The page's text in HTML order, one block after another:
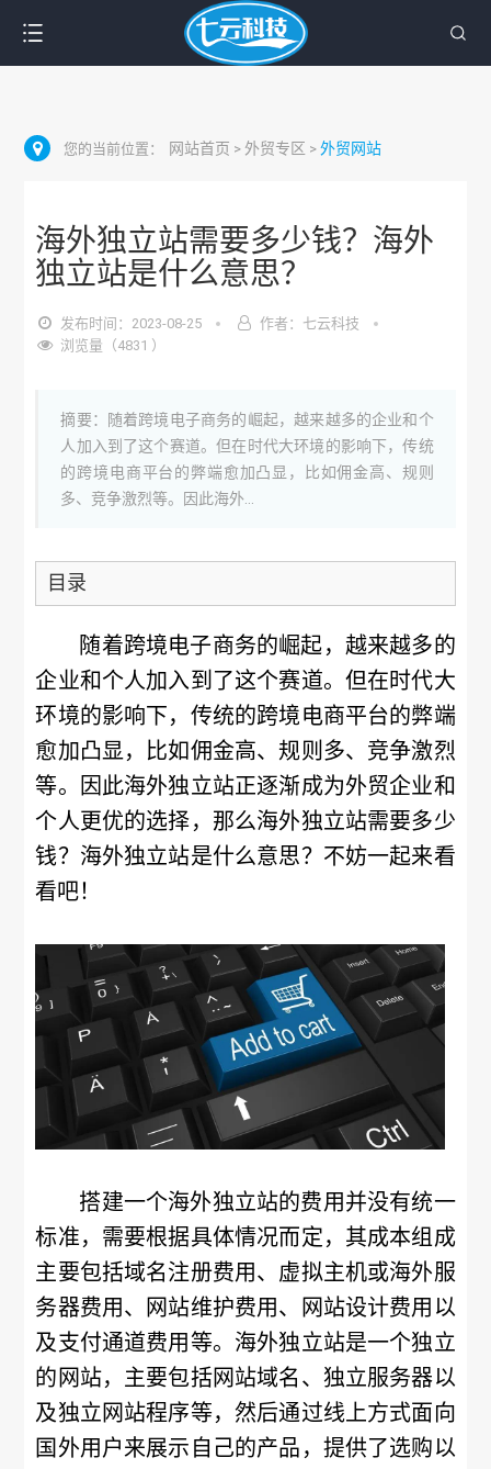
您的当前位置： 网站首页 > 外贸专区 >外贸网站
海外独立站需要多少钱？海外
独立站是什么意思？
发布时间：2023-08-25
作者：七云科技
浏览量（4831 ）
摘要：随着跨境电子商务的崛起，越来越多的企业和个
人加入到了这个赛道。但在时代大环境的影响下，传统
的跨境电商平台的弊端愈加凸显，比如佣金高、规则
多、竞争激烈等。因此海外...
目录
随着跨境电子商务的崛起，越来越多的
企业和个人加入到了这个赛道。但在时代大
环境的影响下，传统的跨境电商平台的弊端
愈加凸显，比如佣金高、规则多、竞争激烈
等。因此海外独立站正逐渐成为外贸企业和
个人更优的选择，那么海外独立站需要多少
钱？海外独立站是什么意思？不妨一起来看
看吧！
搭建一个海外独立站的费用并没有统一
标准，需要根据具体情况而定，其成本组成
主要包括域名注册费用、虚拟主机或海外服
务器费用、网站维护费用、网站设计费用以
及支付通道费用等。海外独立站是一个独立
的网站，主要包括网站域名、独立服务器以
及独立网站程序等，然后通过线上方式面向
国外用户来展示自己的产品，提供了选购以